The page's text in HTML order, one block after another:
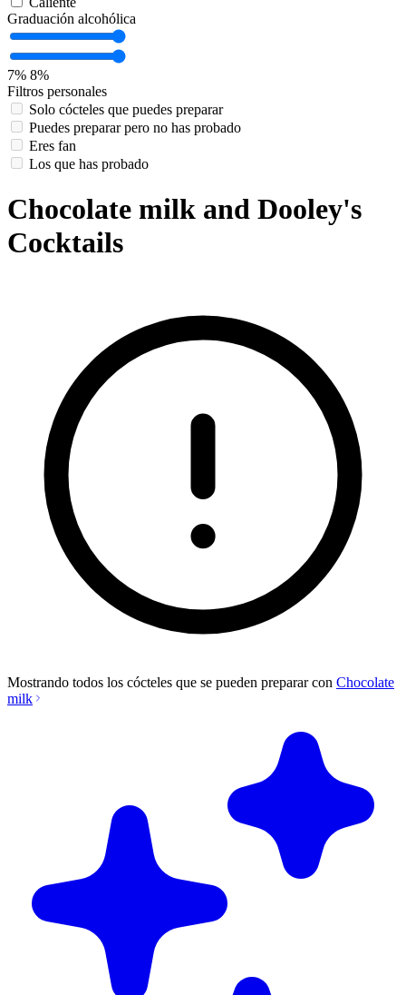
Graduación alcohólica
7% 8%
Filtros personales
Solo cócteles que puedes preparar
Puedes preparar pero no has probado
Eres fan
Los que has probado
Chocolate milk and Dooley's
Cocktails
Mostrando todos los cócteles que se pueden preparar con Chocolate
milk